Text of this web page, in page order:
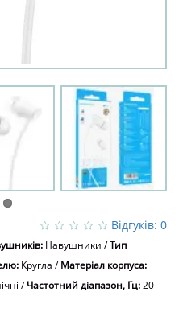
Відгуків: 0
Навушники /Тип
Кругла /Матеріал корпуса:
/Частотний діапазон, Гц:20 -